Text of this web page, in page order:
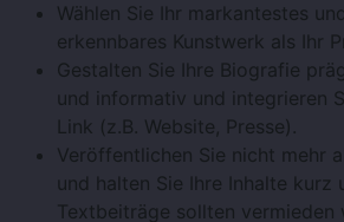
Wählen Sie Ihr markantestes
erkennbares Kunstwerk als Ihr
Gestalten Sie Ihre Biografie
und informativ und integrieren
Link (z.B. Website, Presse).
Veröffentlichen Sie nicht mehr
und halten Sie Ihre Inhalte kurz
Textbeiträge sollten vermieden